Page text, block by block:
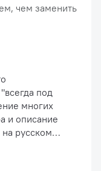
под
многих
русском
чем заменить